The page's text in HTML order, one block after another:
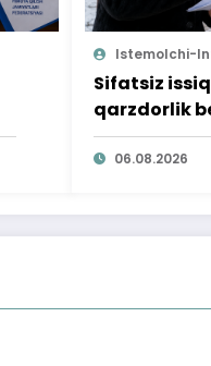
Istemolchi-
Sifatsiz
qarzdorlik
06.08.2026